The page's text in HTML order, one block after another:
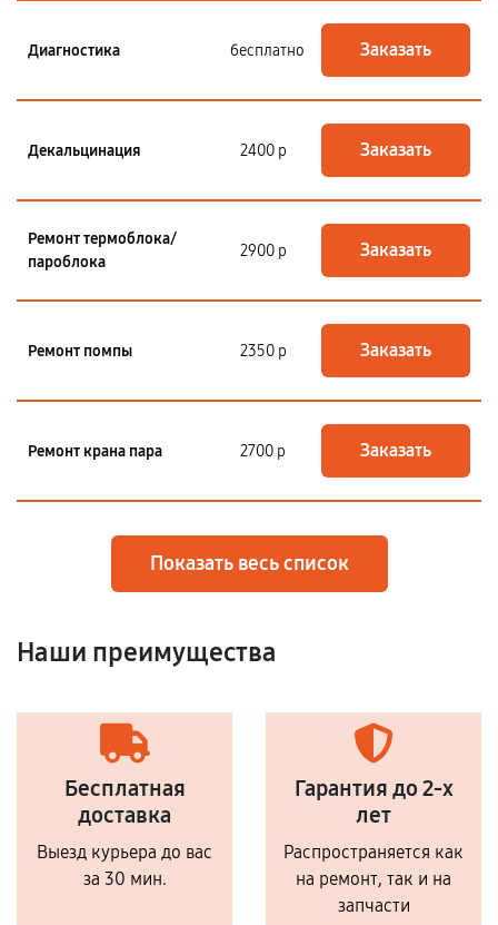
Диагностика бесплатно Заказать
Декальцинация 2400 р Заказать
Ремонт термоблока/
пароблока
2900 р Заказать
Ремонт помпы 2350 р Заказать
Ремонт крана пара 2700 р Заказать
Показать весь список
Наши преимущества
Бесплатная
доставка
Выезд курьера до вас
за 30 мин.
Гарантия до 2-х
лет
Распространяется как
на ремонт, так и на
запчасти